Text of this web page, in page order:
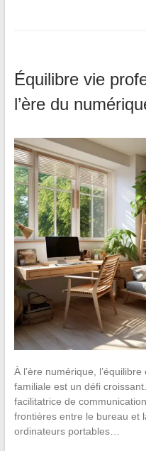
Équilibre vie
l’ère du
À l’ère numérique,
familiale est un défi
facilitatrice de
frontières entre le bureau et
ordinateurs portables…